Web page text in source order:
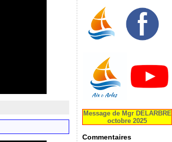
Message de Mgr DELARBRE
octobre 2025
Commentaires